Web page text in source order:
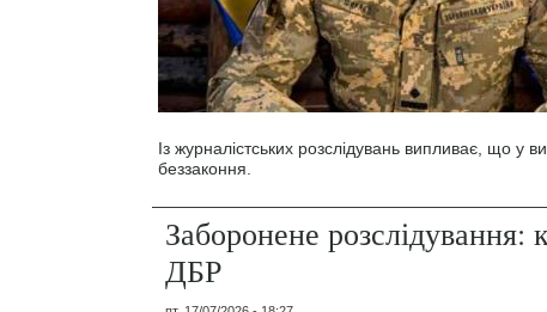
Із журналістських розслідувань випливає, що у
беззаконня.
Заборонене розслідування:
ДБР